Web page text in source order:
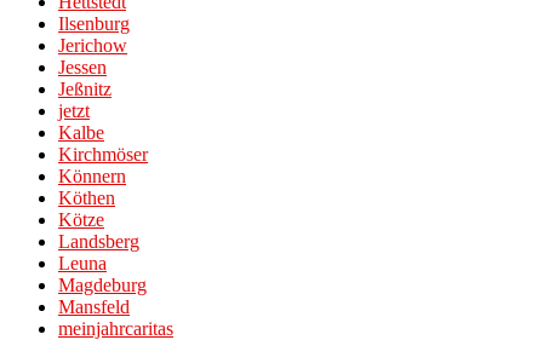
Ilsenburg
Jerichow
Jessen
Jeßnitz
jetzt
Kalbe
Kirchmöser
Könnern
Köthen
Kötze
Landsberg
Leuna
Magdeburg
Mansfeld
meinjahrcaritas